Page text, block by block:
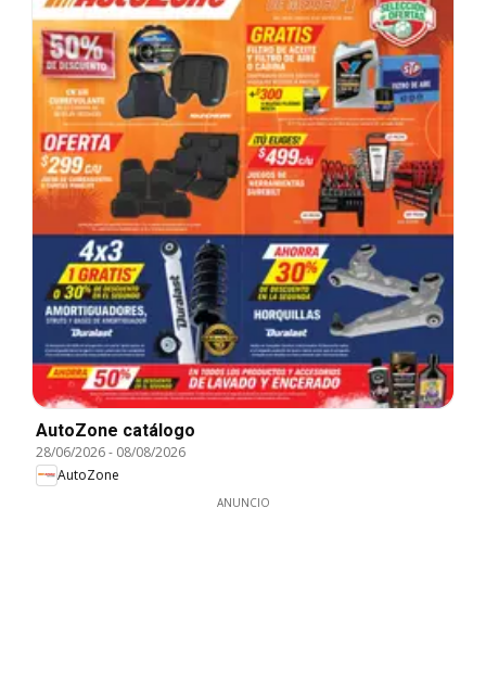
AutoZone catálogo
28/06/2026- 08/08/2026
AutoZone
ANUNCIO